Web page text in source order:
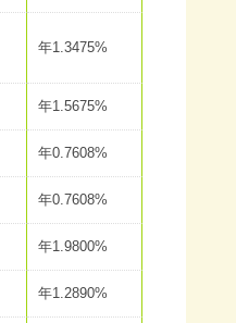
年1.3475%
年1.5675%
年0.7608%
年0.7608%
年1.9800%
年1.2890%